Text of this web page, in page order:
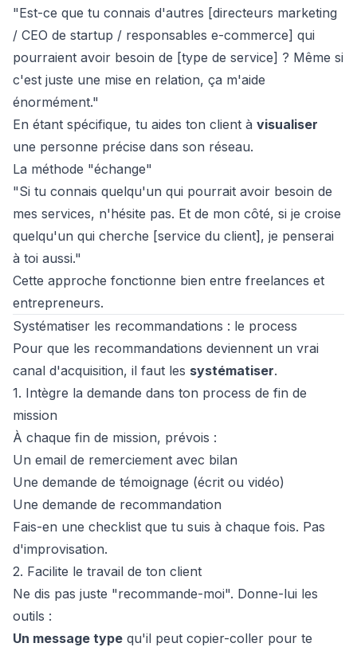
"Est-ce que tu connais d'autres [directeurs marketing
/ CEO de startup / responsables e-commerce] qui
pourraient avoir besoin de [type de service] ? Même si
c'est juste une mise en relation, ça m'aide
énormément."
En étant spécifique, tu aides ton client à visualiser
une personne précise dans son réseau.
La méthode "échange"
"Si tu connais quelqu'un qui pourrait avoir besoin de
mes services, n'hésite pas. Et de mon côté, si je croise
quelqu'un qui cherche [service du client], je penserai
à toi aussi."
Cette approche fonctionne bien entre freelances et
entrepreneurs.
Systématiser les recommandations : le process
Pour que les recommandations deviennent un vrai
canal d'acquisition, il faut les systématiser.
1. Intègre la demande dans ton process de fin de
mission
À chaque fin de mission, prévois :
Un email de remerciement avec bilan
Une demande de témoignage (écrit ou vidéo)
Une demande de recommandation
Fais-en une checklist que tu suis à chaque fois. Pas
d'improvisation.
2. Facilite le travail de ton client
Ne dis pas juste "recommande-moi". Donne-lui les
outils :
Un message type qu'il peut copier-coller pour te